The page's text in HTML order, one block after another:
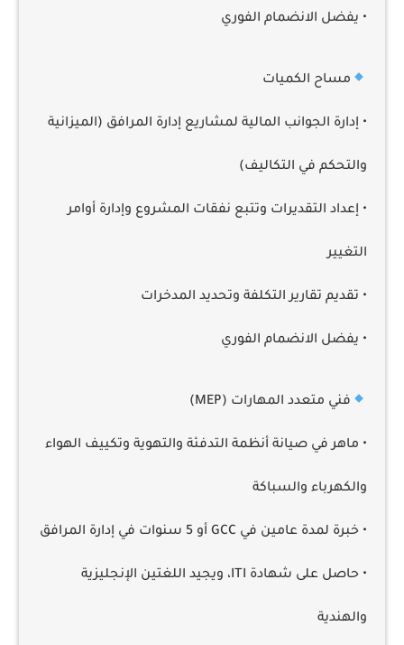
• يفضل الانضمام الفوري
مساح الكميات
• إدارة الجوانب المالية لمشاريع إدارة المرافق (الميزانية
والتحكم في التكاليف)
• إعداد التقديرات وتتبع نفقات المشروع وإدارة أوامر
التغيير
• تقديم تقارير التكلفة وتحديد المدخرات
• يفضل الانضمام الفوري
فني متعدد المهارات (MEP)
• ماهر في صيانة أنظمة التدفئة والتهوية وتكييف الهواء
والكهرباء والسباكة
• خبرة لمدة عامين في GCC أو 5 سنوات في إدارة المرافق
• حاصل على شهادة ITI، ويجيد اللغتين الإنجليزية
والهندية